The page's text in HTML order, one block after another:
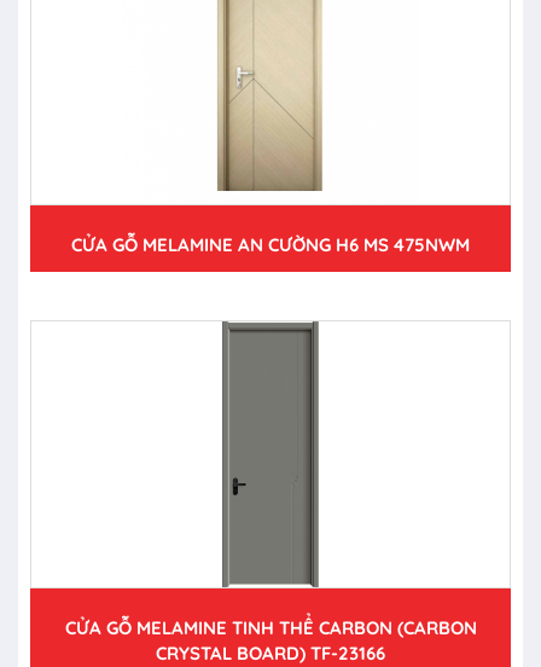
CỬA GỖ MELAMINE AN CƯỜNG H6 MS 475NWM
CỬA GỖ MELAMINE TINH THỂ CARBON (CARBON
CRYSTAL BOARD) TF-23166